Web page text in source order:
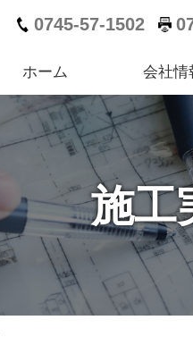
0745-57-1502
ホーム 会社情
施工